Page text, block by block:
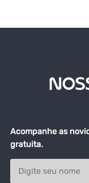
Acompanhe as
gratuita.